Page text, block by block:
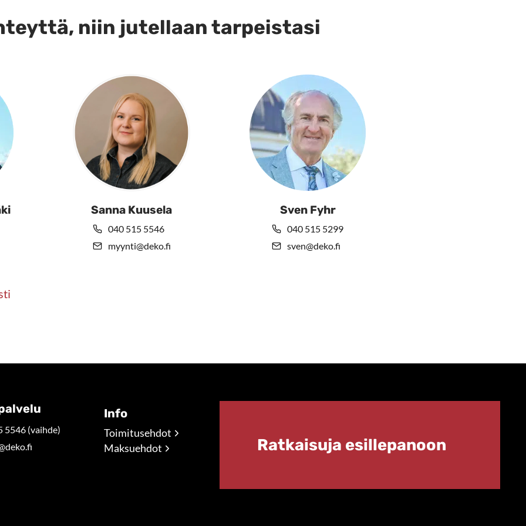
niin jutellaan tarpeistasi
Sanna Kuusela
040 515 5546
myynti@deko.fi
Sven Fyhr
040 515 5299
sven@deko.fi
5546 (vaihde)
Info
Toimitusehdot
Maksuehdot
Ratkaisuja esillepanoon